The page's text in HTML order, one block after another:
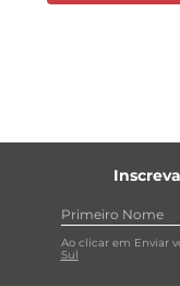
Ao clicar em Enviar
Sul